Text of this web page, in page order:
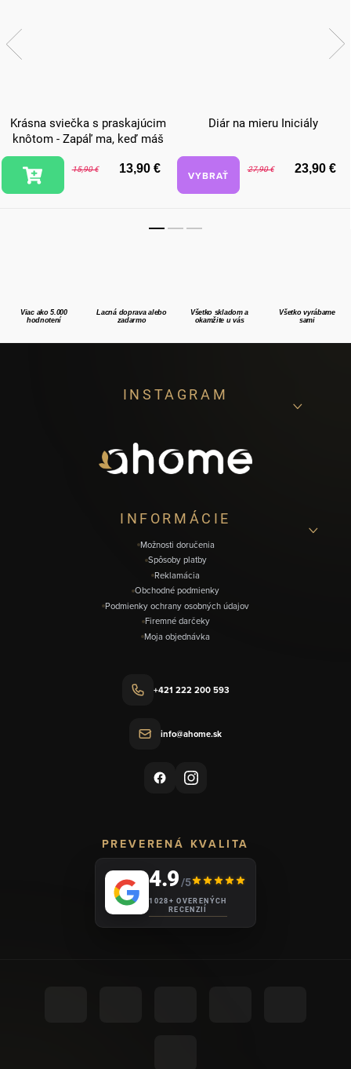
Krásna sviečka s praskajúcim
knôtom - Zapáľ ma, keď máš
chuť sa mojkať
15,90 € 13,90 €
Diár na mieru Iniciály
27,90 € 23,90 €
VYBRAŤ
Viac ako 5.000
hodnotení
Lacná doprava alebo
zadarmo
Všetko skladom a
okamžite u vás
Všetko vyrábame
sami
INSTAGRAM
INFORMÁCIE
Možnosti doručenia
Spôsoby platby
Reklamácia
Obchodné podmienky
Podmienky ochrany osobných údajov
Firemné darčeky
Moja objednávka
+421 222 200 593
info@ahome.sk
PREVERENÁ KVALITA
4.9/5
1028+ OVERENÝCH
RECENZIÍ